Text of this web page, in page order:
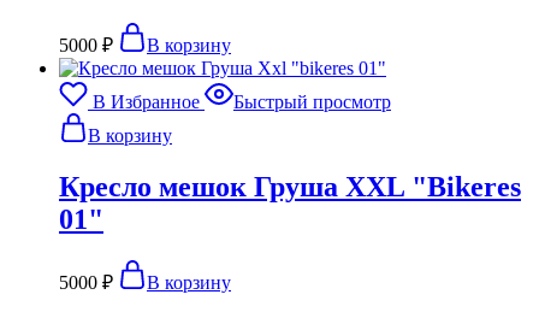
5000 ₽ В корзину
В Избранное
Быстрый просмотр
В корзину
Кресло мешок Груша XXL "Bikeres
01"
5000 ₽ В корзину